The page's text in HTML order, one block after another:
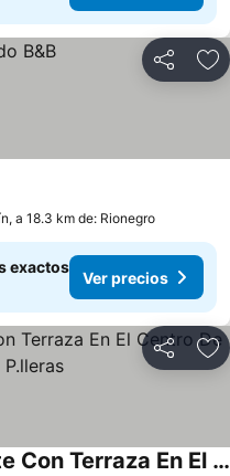
Compartir
a 18.3 km de: Rionegro
exactos
Ver precios
Compartir
Habitacion Independiente Con Terraza En El Centro De Provenza Y P.lleras